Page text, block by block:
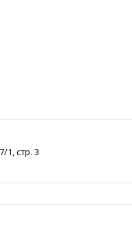
1, стр. 3